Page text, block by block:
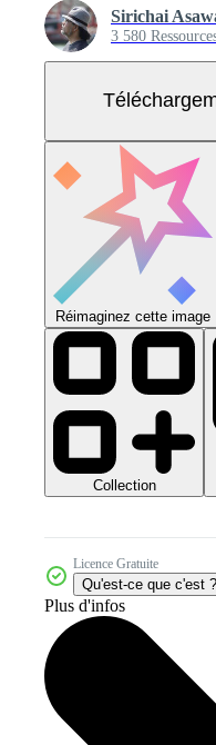
Sirichai
3 580
Réimaginez cette image
Collection
Licence Gratuite
Qu'est-ce que c'est ?
Plus d'infos